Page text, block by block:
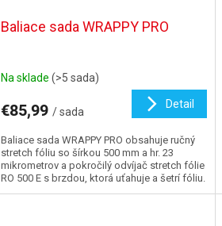
Baliace sada WRAPPY PRO
Na sklade (>5 sada)
€85,99 / sada
Detail
Baliace sada WRAPPY PRO obsahuje ručný
stretch fóliu so šírkou 500 mm a hr. 23
mikrometrov a pokročilý odvíjač stretch fólie
RO 500 E s brzdou, ktorá uťahuje a šetrí fóliu.